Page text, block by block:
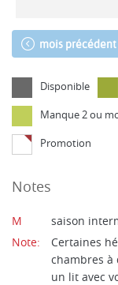
mois précédent
Disponible
Manque 2 ou
Promotion
Notes
M
saison
Note:
Certaines
chambres à
un lit avec